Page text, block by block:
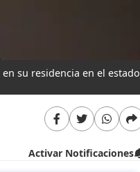
su residencia en el estado
Activar Notificaciones